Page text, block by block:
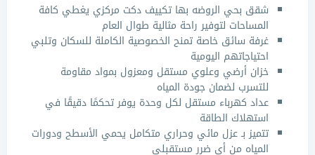
شقق بحي الروضه بها تكييف دكت مركزي يغطي كافة
المساحات لتوفير راحة مثالية طوال العام
غرفة سائق خاصة تمنح الخصوصية الكاملة للسكان وتلبي
احتياجاتهم اليومية
خزان أرضي وعلوي مستقل ومعزول بمواد مقاومة
للتسرب لضمان جودة المياه
عداد كهرباء مستقل لكل وحدة يوفر تحكمًا دقيقًا في
استهلاك الطاقة
تتميز بـ عزل مائي وحراري متكامل يحمي الأسطح ودورات
المياه من أي ضرر مستقبلي